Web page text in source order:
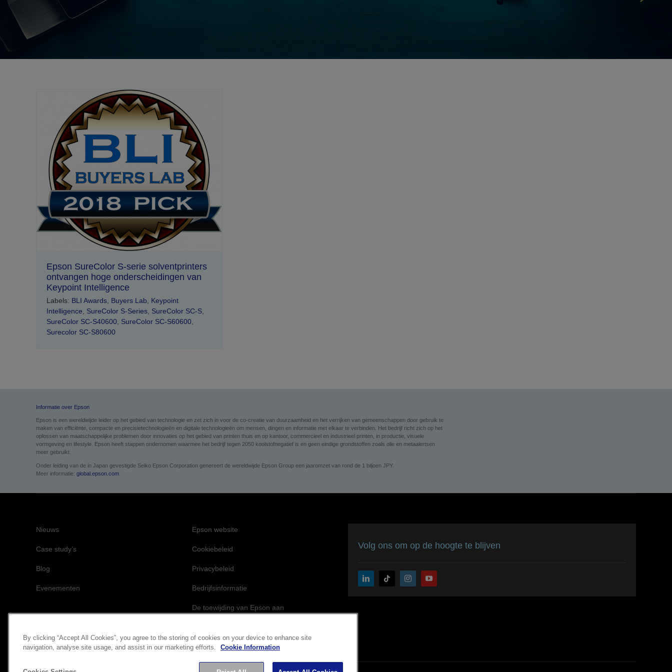
Epson SureColor S-serie solventprinters
ontvangen hoge onderscheidingen van
Keypoint Intelligence
Labels: BLI Awards Buyers Lab
Keypoint
Intelligence
SureColor S-Series SureColor SC-S
SureColor SC-S40600 SureColor SC-S60600
Surecolor SC-S80600
Informatie over Epson
Epson is een wereldwijde leider op het gebied van technologie en zet zich in voor de co-creatie van duurzaamheid en het verrijken van gemeenschappen door gebruik te
maken van efficiënte, compacte en precisietechnologieën en digitale technologieën om mensen, dingen en informatie met elkaar te verbinden. Het bedrijf richt zich op het
oplossen van maatschappelijke problemen door innovaties op het gebied van printen thuis en op kantoor, commercieel en industrieel printen, in productie, visuele
vormgeving en lifestyle. Epson heeft stappen ondernomen waarmee het bedrijf tegen 2050 koolstofnegatief is en geen eindige grondstoffen zoals olie en metaalertsen
meer gebruikt.
Onder leiding van de in Japan gevestigde Seiko Epson Corporation genereert de wereldwijde Epson Group een jaaromzet van rond de 1 biljoen JPY.
Meer informatie: global.epson.com
Nieuws
Case study’s
Blog
Evenementen
Epson website
Cookiebeleid
Privacybeleid
Bedrijfsinformatie
De toewijding van Epson aan
Volg ons om op de hoogte te blijven
By clicking “Accept All Cookies”, you agree to the storing of cookies on your device to enhance site
navigation, analyse site usage, and assist in our marketing efforts.
Cookie Information